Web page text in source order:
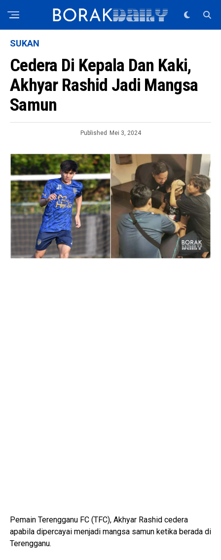
SUKAN
Cedera Di Kepala Dan Kaki,
Akhyar Rashid Jadi Mangsa
Samun
Published Mei 3, 2024
Pemain Terengganu FC (TFC), Akhyar Rashid cedera
apabila dipercayai menjadi mangsa samun ketika berada di
Terengganu.